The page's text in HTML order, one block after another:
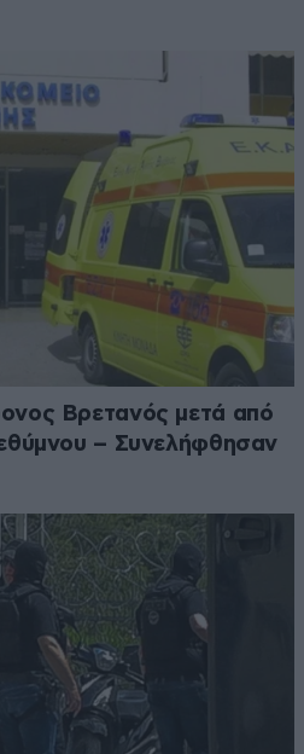
Βρετανός μετά από
– Συνελήφθησαν